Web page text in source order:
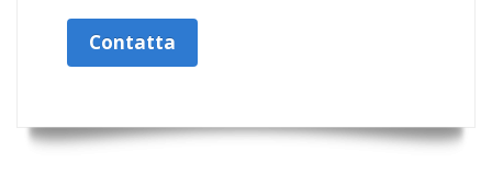
Contatta